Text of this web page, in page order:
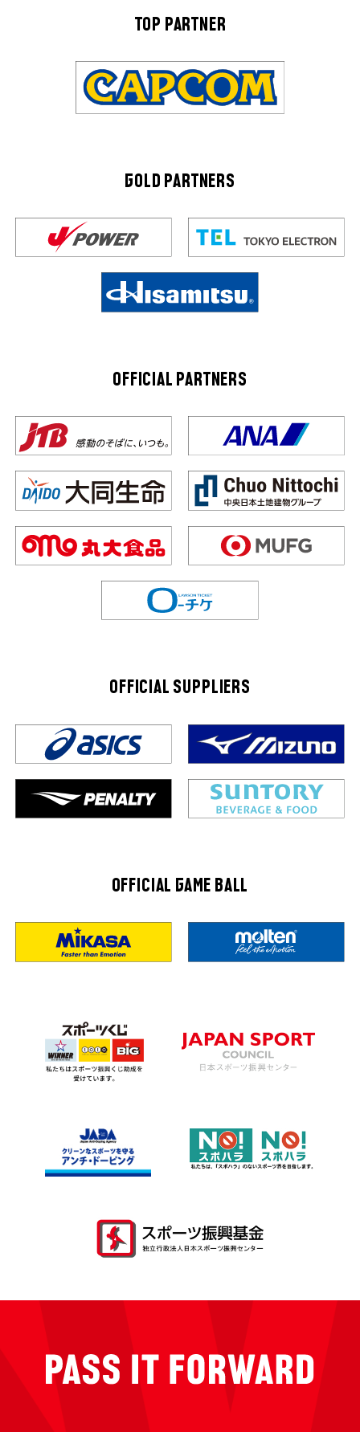
TOP PARTNER
GOLD PARTNERS
OFFICIAL PARTNERS
OFFICIAL SUPPLIERS
OFFICIAL GAME BALL